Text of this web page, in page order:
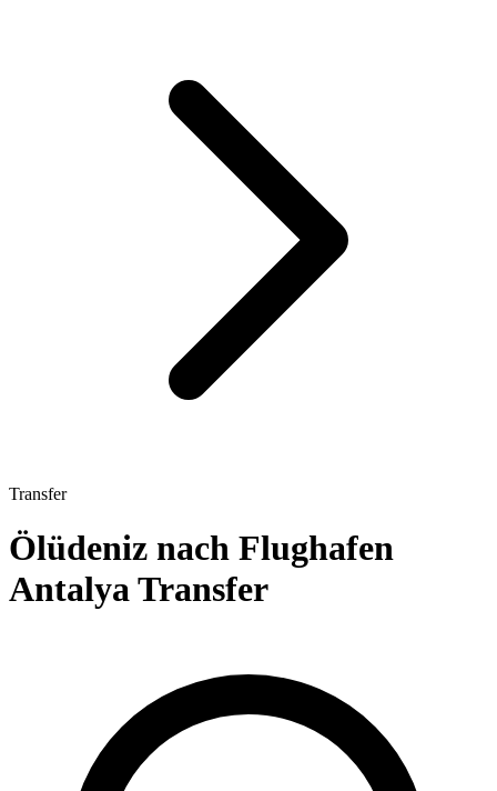
Transfer
Ölüdeniz nach Flughafen
Antalya Transfer